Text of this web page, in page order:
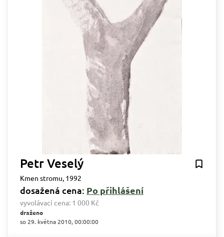
Petr Veselý
Kmen stromu, 1992
dosažená cena: Po přihlášení
vyvolávací cena: 1 000 Kč
draženo
so 29. května 2010, 00:00:00